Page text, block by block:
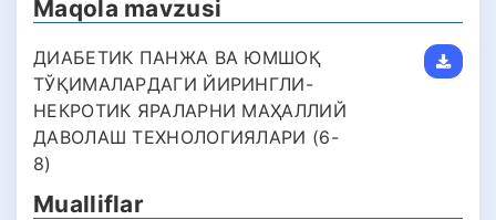
Maqola mavzusi
ДИАБЕТИК ПАНЖА ВА ЮМШОҚ
ТЎҚИМАЛАРДАГИ ЙИРИНГЛИ-
НЕКРОТИК ЯРАЛАРНИ МАҲАЛЛИЙ
ДАВОЛАШ ТЕХНОЛОГИЯЛАРИ (6-
8)
Mualliflar